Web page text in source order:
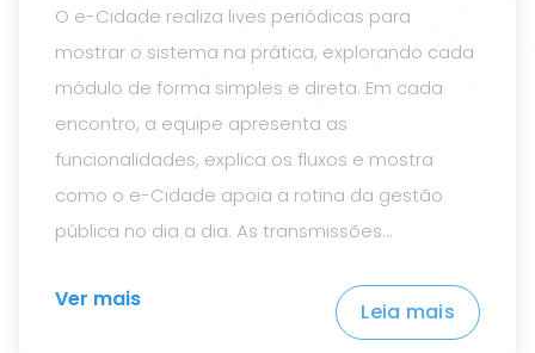
O e-Cidade realiza lives periódicas para
mostrar o sistema na prática, explorando cada
módulo de forma simples e direta. Em cada
encontro, a equipe apresenta as
funcionalidades, explica os fluxos e mostra
como o e-Cidade apoia a rotina da gestão
pública no dia a dia. As transmissões
são conduzidas por quem entende do produto
de verdade. É um momento leve, didático e
Ver mais Leia mais